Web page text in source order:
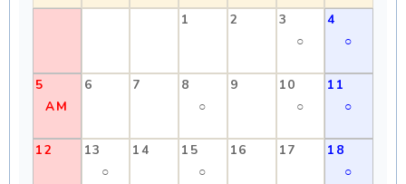
1
2
3
○
4
○
5
AM
6 7
8
○
9
10
○
11
○
12
13
○
14
15
○
16 17
18
○